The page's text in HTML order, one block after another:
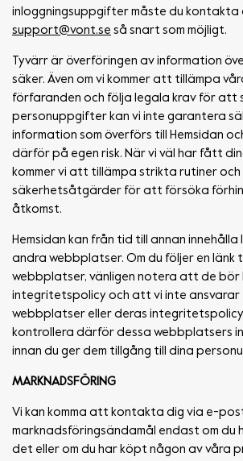
inloggningsuppgifter måste du kontakta
support@vont.se så snart som möjligt.
Tyvärr är överföringen av information
säker. Även om vi kommer att tillämpa
förfaranden och följa legala krav för att
personuppgifter kan vi inte garantera
information som överförs till Hemsidan
därför på egen risk. När vi väl har fått
kommer vi att tillämpa strikta rutiner och
säkerhetsåtgärder för att försöka
åtkomst.
Hemsidan kan från tid till annan
andra webbplatser. Om du följer en länk
webbplatser, vänligen notera att de bör
integritetspolicy och att vi inte ansvarar
webbplatser eller deras
kontrollera därför dessa webbplatsers
innan du ger dem tillgång till dina
MARKNADSFÖRING
Vi kan komma att kontakta dig via e-
marknadsföringsändamål endast om du
det eller om du har köpt någon av våra